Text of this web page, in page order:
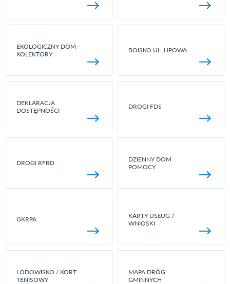
EKOLOGICZNY DOM -
KOLEKTORY
BOISKO UL. LIPOWA
DEKLARACJA
DOSTĘPNOŚCI
DROGI FDS
DROGI RFRD
DZIENNY DOM
POMOCY
GKRPA
KARTY USŁUG /
WNIOSKI
LODOWISKO / KORT
TENISOWY
MAPA DRÓG
GMINNYCH